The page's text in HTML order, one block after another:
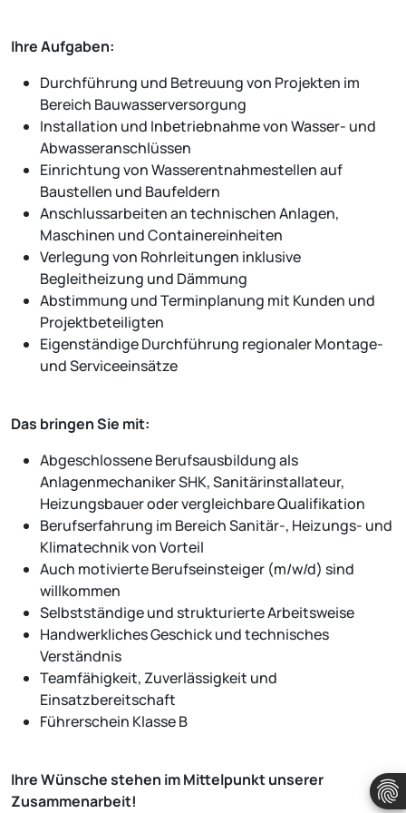
Ihre Aufgaben:
Durchführung und Betreuung von Projekten im
Bereich Bauwasserversorgung
Installation und Inbetriebnahme von Wasser- und
Abwasseranschlüssen
Einrichtung von Wasserentnahmestellen auf
Baustellen und Baufeldern
Anschlussarbeiten an technischen Anlagen,
Maschinen und Containereinheiten
Verlegung von Rohrleitungen inklusive
Begleitheizung und Dämmung
Abstimmung und Terminplanung mit Kunden und
Projektbeteiligten
Eigenständige Durchführung regionaler Montage-
und Serviceeinsätze
Das bringen Sie mit:
Abgeschlossene Berufsausbildung als
Anlagenmechaniker SHK, Sanitärinstallateur,
Heizungsbauer oder vergleichbare Qualifikation
Berufserfahrung im Bereich Sanitär-, Heizungs- und
Klimatechnik von Vorteil
Auch motivierte Berufseinsteiger (m/w/d) sind
willkommen
Selbstständige und strukturierte Arbeitsweise
Handwerkliches Geschick und technisches
Verständnis
Teamfähigkeit, Zuverlässigkeit und
Einsatzbereitschaft
Führerschein Klasse B
Ihre Wünsche stehen im Mittelpunkt unserer
Zusammenarbeit!